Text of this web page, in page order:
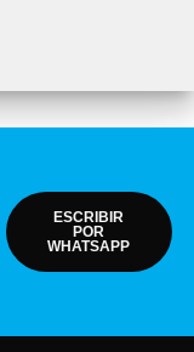
ESCRIBIR
POR
WHATSAPP